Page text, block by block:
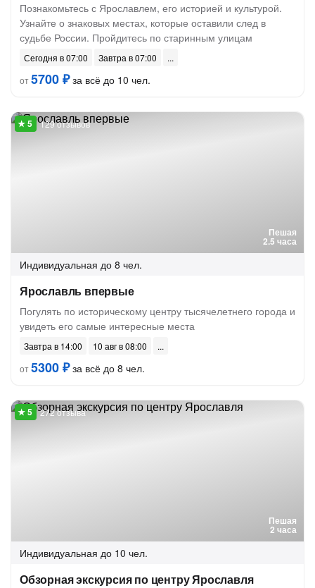
Познакомьтесь с Ярославлем, его историей и культурой.
Узнайте о знаковых местах, которые оставили след в
судьбе России. Пройдитесь по старинным улицам
Сегодня в 07:00
Завтра в 07:00
от5700 ₽за всё до 10 чел.
Пешая
2.5 часа
129 отзывов
Индивидуальная до 8 чел.
Ярославль впервые
Погулять по историческому центру тысячелетнего города и
увидеть его самые интересные места
Завтра в 14:00
10 авг в 08:00
от5300 ₽за всё до 8 чел.
Пешая
2 часа
272 отзыва
Индивидуальная до 10 чел.
Обзорная экскурсия по центру Ярославля